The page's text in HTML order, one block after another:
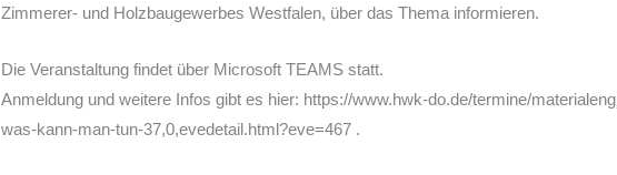
Zimmerer- und Holzbaugewerbes Westfalen, über das Thema informieren.
Die Veranstaltung findet über Microsoft TEAMS statt.
Anmeldung und weitere Infos gibt es hier: https://www.hwk-do.de/termine/
was-kann-man-tun-37,0,evedetail.html?eve=467 .